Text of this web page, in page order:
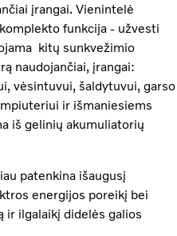
įrangai. Vienintelė
funkcija - užvesti
kitų sunkvežimio
naudojančiai, įrangai:
vėsintuvui, šaldytuvui, garso
ir išmaniesiems
iš gelinių akumuliatorių
patenkina išaugusį
energijos poreikį bei
ir ilgalaikį didelės galios